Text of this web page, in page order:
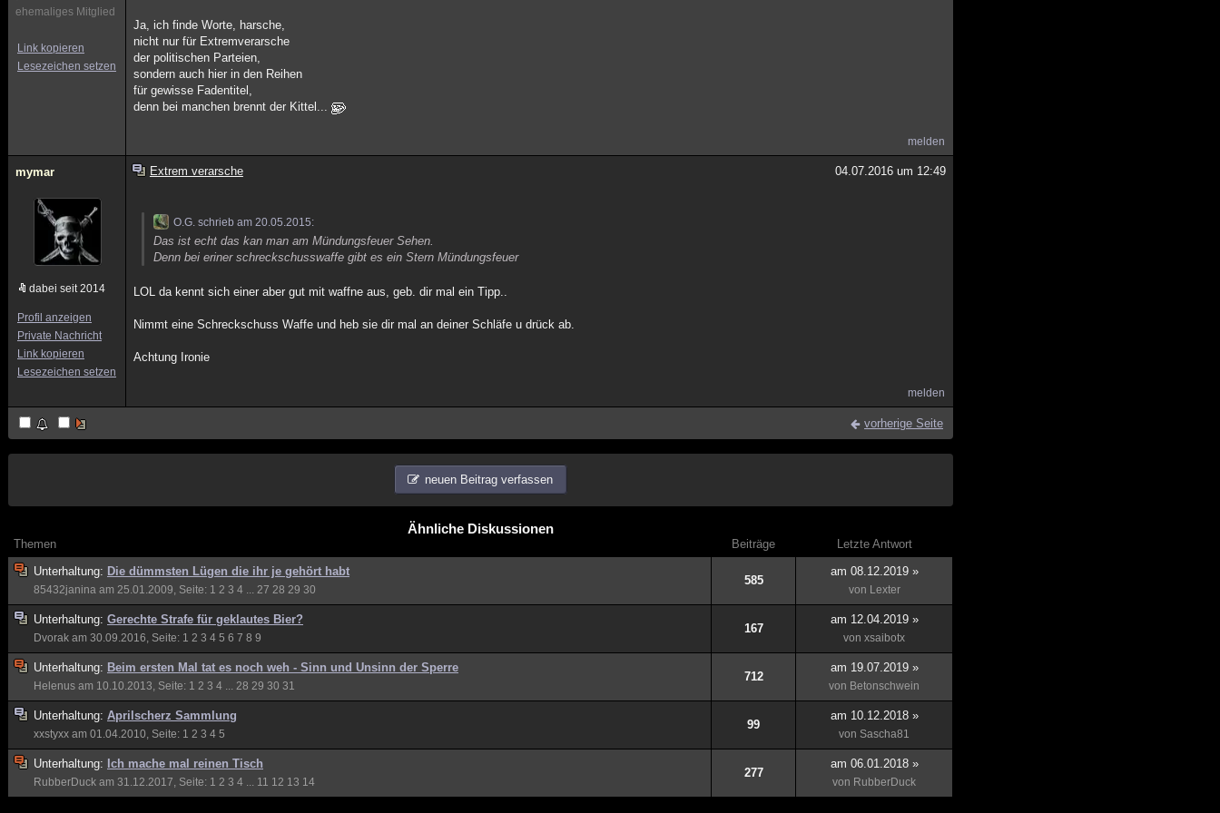
ehemaliges Mitglied
Link kopieren
Lesezeichen setzen
Ja, ich finde Worte, harsche,
nicht nur für Extremverarsche
der politischen Parteien,
sondern auch hier in den Reihen
für gewisse Fadentitel,
denn bei manchen brennt der Kittel...
melden
mymar
dabei seit 2014
Profil anzeigen
Private Nachricht
Link kopieren
Lesezeichen setzen
Extrem verarsche 04.07.2016 um 12:49
O.G. schrieb am 20.05.2015:
Das ist echt das kan man am Mündungsfeuer Sehen.
Denn bei eriner schreckschusswaffe gibt es ein Stern Mündungsfeuer
LOL da kennt sich einer aber gut mit waffne aus, geb. dir mal ein Tipp..
Nimmt eine Schreckschuss Waffe und heb sie dir mal an deiner Schläfe u drück ab.
Achtung Ironie
melden
vorherige Seite
neuen Beitrag verfassen
Ähnliche Diskussionen
Themen Beiträge
Letzte Antwort
Unterhaltung: Die dümmsten Lügen die ihr je gehört habt
85432janina am 25.01.2009, Seite: 1 2 3 4 27 28 29 30
585
am 08.12.2019 »
von Lexter
Unterhaltung: Gerechte Strafe für geklautes Bier?
Dvorak am 30.09.2016, Seite: 1 2 3 4 5 6 7 8 9
167
am 12.04.2019 »
von xsaibotx
Unterhaltung: Beim ersten Mal tat es noch weh - Sinn und Unsinn der Sperre
Helenus am 10.10.2013, Seite: 1 2 3 4 28 29 30 31
712
am 19.07.2019 »
von Betonschwein
Unterhaltung: Aprilscherz Sammlung
xxstyxx am 01.04.2010, Seite: 1 2 3 4 5
99
am 10.12.2018 »
von Sascha81
Unterhaltung: Ich mache mal reinen Tisch
RubberDuck am 31.12.2017, Seite: 1 2 3 4 11 12 13 14
277
am 06.01.2018 »
von RubberDuck